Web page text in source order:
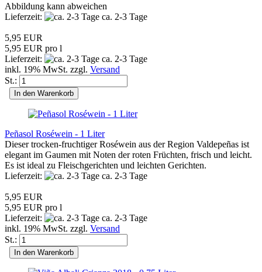
Abbildung kann abweichen
Lieferzeit:
ca. 2-3 Tage
5,95 EUR
5,95 EUR pro l
Lieferzeit:
ca. 2-3 Tage
inkl. 19% MwSt. zzgl. Versand
St.:
In den Warenkorb
Peñasol Roséwein - 1 Liter
Dieser trocken-fruchtiger Roséwein aus der Region Valdepeñas ist
elegant im Gaumen mit Noten der roten Früchten, frisch und leicht.
Es ist ideal zu Fleischgerichten und leichten Gerichten.
Lieferzeit:
ca. 2-3 Tage
5,95 EUR
5,95 EUR pro l
Lieferzeit:
ca. 2-3 Tage
inkl. 19% MwSt. zzgl. Versand
St.:
In den Warenkorb